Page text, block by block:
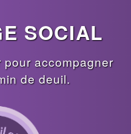
SOCIAL
accompagner
de deuil.